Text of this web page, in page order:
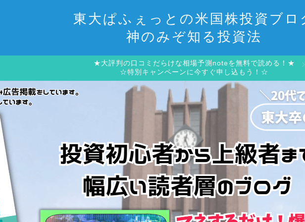
東大ぱふぇっとの米国株投資ブロ
神のみぞ知る投資法
★大評判の口コミだらけな相場予測noteを無料で読める！★
☆特別キャンペーンに今すぐ申し込もう！☆